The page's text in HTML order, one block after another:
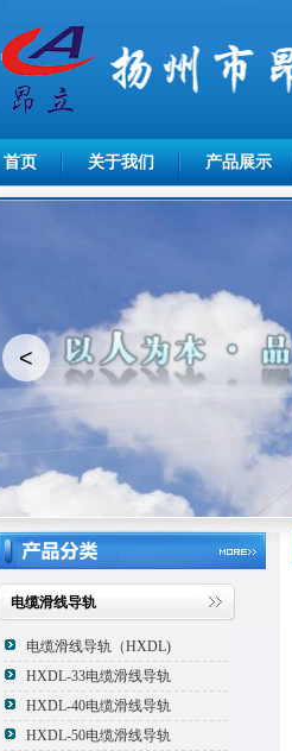
首页 关于我们 产品展示
<
电缆滑线导轨
电缆滑线导轨（HXDL)
HXDL-33电缆滑线导轨
HXDL-40电缆滑线导轨
HXDL-50电缆滑线导轨